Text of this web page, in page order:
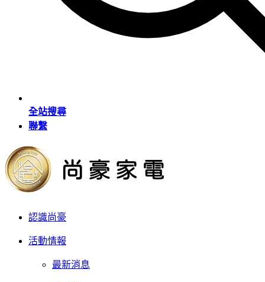
全站搜尋
聯繫
認識尚豪
活動情報
最新消息